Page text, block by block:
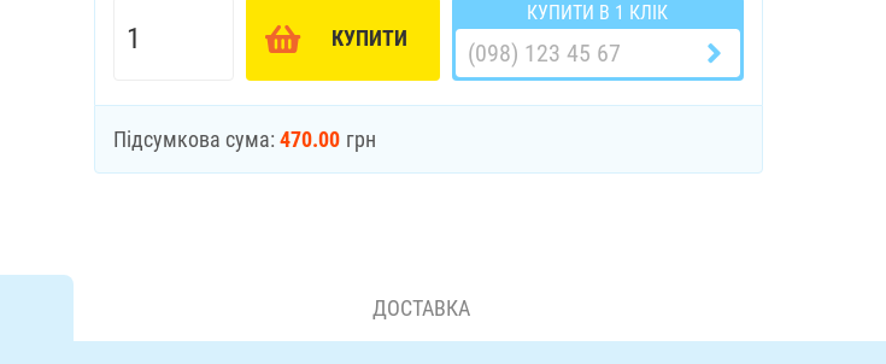
КУПИТИ
КУПИТИ В 1 КЛІК
Підсумкова сума: 470.00 грн
ДОСТАВКА